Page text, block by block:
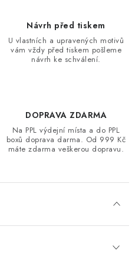
Návrh před tiskem
U vlastních a upravených motivů
vám vždy před tiskem pošleme
návrh ke schválení.
DOPRAVA ZDARMA
Na PPL výdejní místa a do PPL
boxů doprava darma. Od 999 Kč
máte zdarma veškerou dopravu.